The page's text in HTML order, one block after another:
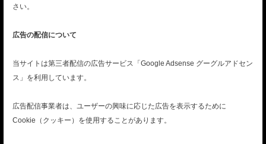
さい。
広告の配信について
当サイトは第三者配信の広告サービス「Google Adsense グーグルアドセン
ス」を利用しています。
広告配信事業者は、ユーザーの興味に応じた広告を表示するために
Cookie（クッキー）を使用することがあります。